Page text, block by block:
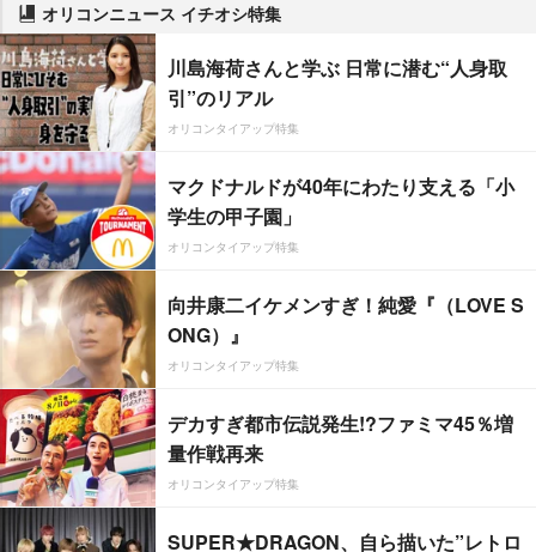
オリコンニュース イチオシ特集
川島海荷さんと学ぶ 日常に潜む“人身取
引”のリアル
オリコンタイアップ特集
マクドナルドが40年にわたり支える「小
学生の甲子園」
オリコンタイアップ特集
向井康二イケメンすぎ！純愛『（LOVE S
ONG）』
オリコンタイアップ特集
デカすぎ都市伝説発生!?ファミマ45％増
量作戦再来
オリコンタイアップ特集
SUPER★DRAGON、自ら描いた”レトロ